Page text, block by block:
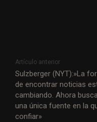
Artículo anterior
Sulzberger (NYT):»La
de encontrar noticias
cambiando. Ahora
una única fuente en la
confiar»